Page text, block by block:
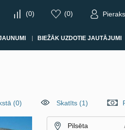
(0) (0)
BIEŽĀK UZDOTIE JAUTĀJUMI
(0) Skatīts (1)
Pilsēta